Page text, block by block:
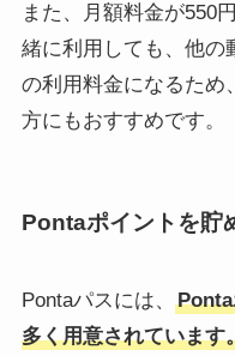
また、月額料金が550
緒に利用しても、他の
の利用料金になるため
方にもおすすめです。
Pontaポイントを貯
Pontaパスには、
多く用意されています